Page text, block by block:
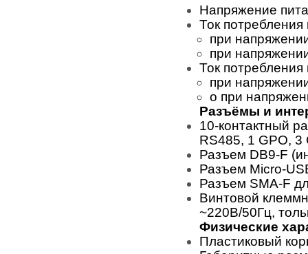
Напряжение
Ток
при
при
Ток
при
o при
Разъёмы и
10-контактный
RS485, 1 GPO,
Разъем DB9-F
Разъем Micro-
Разъем SMA-F
Винтовой
~220В/50Гц,
Физические
Пластиковый